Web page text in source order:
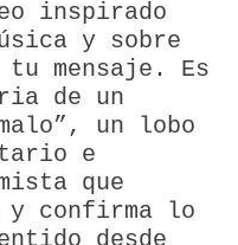
inspirado
y sobre
mensaje. Es
de un
un lobo
e
que
y confirma lo